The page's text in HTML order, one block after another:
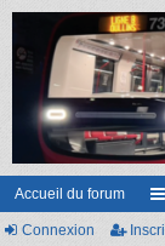
Accueil du forum
ac
Connexion